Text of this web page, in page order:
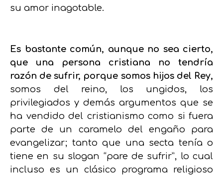
su amor inagotable.
Es bastante común, aunque no sea cierto,
que una persona cristiana no tendría
razón de sufrir, porque somos hijos del Rey,
somos del reino, los ungidos, los
privilegiados y demás argumentos que se
ha vendido del cristianismo como si fuera
parte de un caramelo del engaño para
evangelizar; tanto que una secta tenía o
tiene en su slogan “pare de sufrir”, lo cual
incluso es un clásico programa religioso